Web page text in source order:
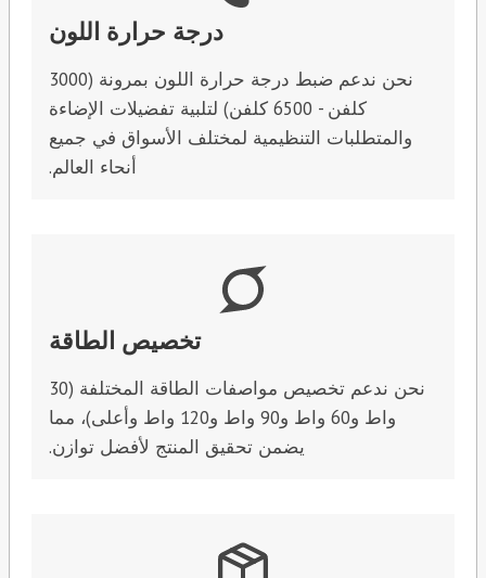
درجة حرارة اللون
نحن ندعم ضبط درجة حرارة اللون بمرونة (3000
كلفن - 6500 كلفن) لتلبية تفضيلات الإضاءة
والمتطلبات التنظيمية لمختلف الأسواق في جميع
أنحاء العالم.
تخصيص الطاقة
نحن ندعم تخصيص مواصفات الطاقة المختلفة (30
واط و60 واط و90 واط و120 واط وأعلى)، مما
يضمن تحقيق المنتج لأفضل توازن.